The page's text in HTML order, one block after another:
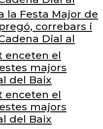
enceten el
majors
del Baix
la Festa Major de
correbars i
Dial al
enceten el
majors
del Baix